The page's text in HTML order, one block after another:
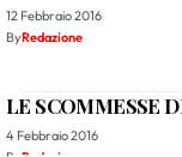
12 Febbraio 2016
ByRedazione
LE SCOMMESSE
4 Febbraio 2016